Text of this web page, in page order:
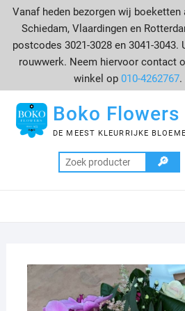
inhoud
Vanaf heden bezorgen wij boeketten
Schiedam, Vlaardingen en
postcodes 3021-3028 en 3041-3043.
rouwwerk. Neem hiervoor contact
winkel op 010-4262767.
Boko Flowers
DE MEEST KLEURRIJKE
Zoeken
naar: